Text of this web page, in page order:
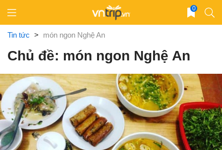
content
0
Tin tức > món ngon Nghệ An
Chủ đề: món ngon Nghệ An